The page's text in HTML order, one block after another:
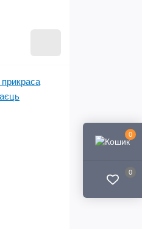
0
0